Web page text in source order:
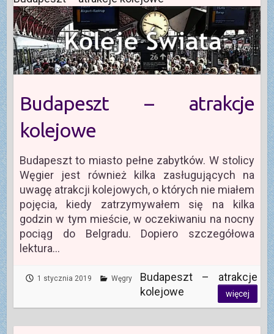
t
Budapeszt – atrakcje
kolejowe
Budapeszt to miasto pełne zabytków. W stolicy
Węgier jest również kilka zasługujących na
uwagę atrakcji kolejowych, o których nie miałem
pojęcia, kiedy zatrzymywałem się na kilka
godzin w tym mieście, w oczekiwaniu na nocny
pociąg do Belgradu. Dopiero szczegółowa
lektura…
1 stycznia 2019 Węgry
Budapeszt – atrakcje
kolejowe
więcej